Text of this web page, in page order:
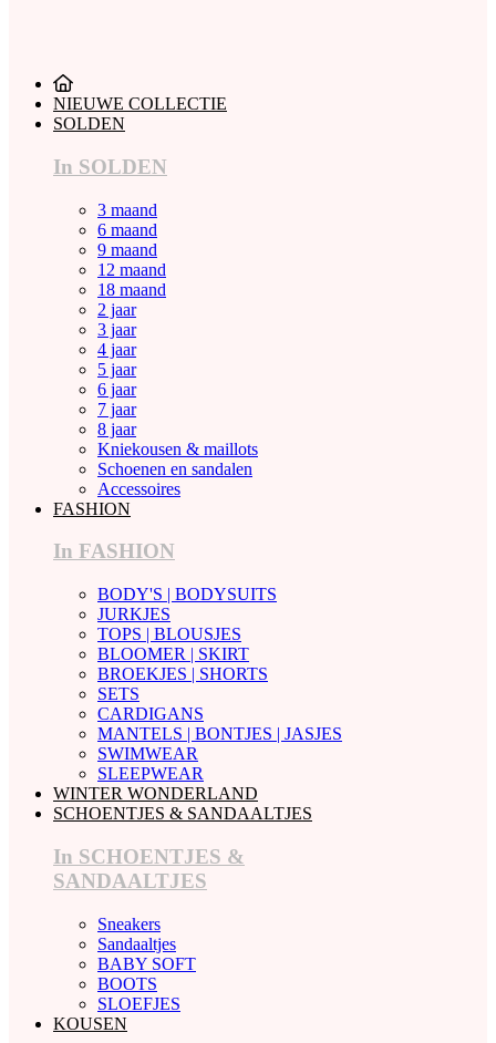
NIEUWE COLLECTIE
SOLDEN
In SOLDEN
3 maand
6 maand
9 maand
12 maand
18 maand
2 jaar
3 jaar
4 jaar
5 jaar
6 jaar
7 jaar
8 jaar
Kniekousen & maillots
Schoenen en sandalen
Accessoires
FASHION
In FASHION
BODY'S | BODYSUITS
JURKJES
TOPS | BLOUSJES
BLOOMER | SKIRT
BROEKJES | SHORTS
SETS
CARDIGANS
MANTELS | BONTJES | JASJES
SWIMWEAR
SLEEPWEAR
WINTER WONDERLAND
SCHOENTJES & SANDAALTJES
In SCHOENTJES &
SANDAALTJES
Sneakers
Sandaaltjes
BABY SOFT
BOOTS
SLOEFJES
KOUSEN